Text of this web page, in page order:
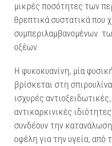
μικρές ποσότητες των
θρεπτικά συστατικά που
συμπεριλαμβανομένων
οξέων.
Η φυκοκυανίνη, μία
βρίσκεται στη
ισχυρές
αντικαρκινικές
συνδέουν την
οφέλη για την υγεία, από